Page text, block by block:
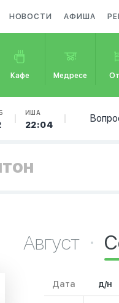
НОВОСТИ АФИША
Кафе Медресе
ИША
22:04
Август
Дата д/н